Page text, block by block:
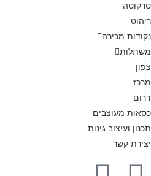
טרקוטה
ריהוט
נקודות מכירה
משתלות
צפון
מרכז
דרום
כסאות מעוצבים
תכנון ועיצוב גינות
יצירת קשר